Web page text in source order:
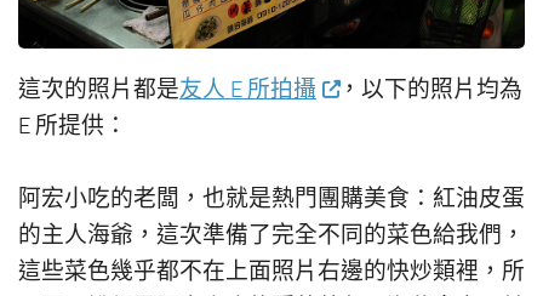
這次的照片都是友人 E 所拍攝
，以下的照片均為
E 所提供：
阿宏小吃的老闆，也就是熱門團購美食：紅油皮蛋
的主人海爺，這次準備了完全不同的菜色給我們，
這些菜色幾乎都不在上面照片右邊的快炒類裡，所